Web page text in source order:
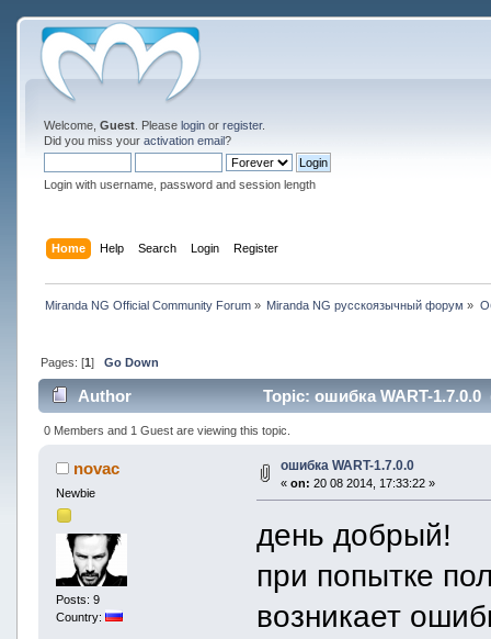
Welcome, Guest. Please loginor register.
Did you miss your activation email?
Login with username, password and session length
Home Help Search Login Register
Miranda NG Official Community Forum» Miranda NG русскоязычный форум »
Pages: [1] Go Down
Author Topic: ошибка WART-1.7.0.0
0 Members and 1 Guest are viewing this topic.
novac
Newbie
Posts: 9
Country:
ошибка WART-1.7.0.0
« on: 20 08 2014, 17:33:22 »
день добрый!
при попытке
возникает